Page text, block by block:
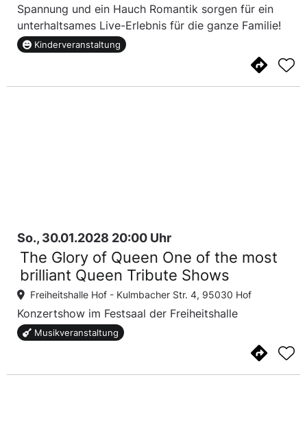
Spannung und ein Hauch Romantik sorgen für ein
unterhaltsames Live-Erlebnis für die ganze Familie!
Kinderveranstaltung
So., 30.01.2028 20:00 Uhr
The Glory of Queen One of the most
brilliant Queen Tribute Shows
Freiheitshalle Hof - Kulmbacher Str. 4, 95030 Hof
Konzertshow im Festsaal der Freiheitshalle
Musikveranstaltung